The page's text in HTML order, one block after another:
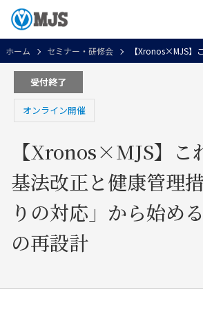
ホーム セミナー・研修会 【Xronos×MJS
受付終了
オンライン開催
【Xronos×MJS】こ
基法改正と健康管理
りの対応」から始め
の再設計